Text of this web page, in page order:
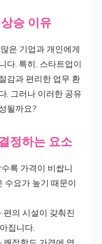
승 이유
은 기업과 개인에게
다. 특히, 스타트업이
감과 편리한 업무 환
. 그러나 이러한 공유
될까요?
정하는 요소
록 가격이 비쌉니
수요가 높기 때문이
편의 시설이 갖춰진
집니다.